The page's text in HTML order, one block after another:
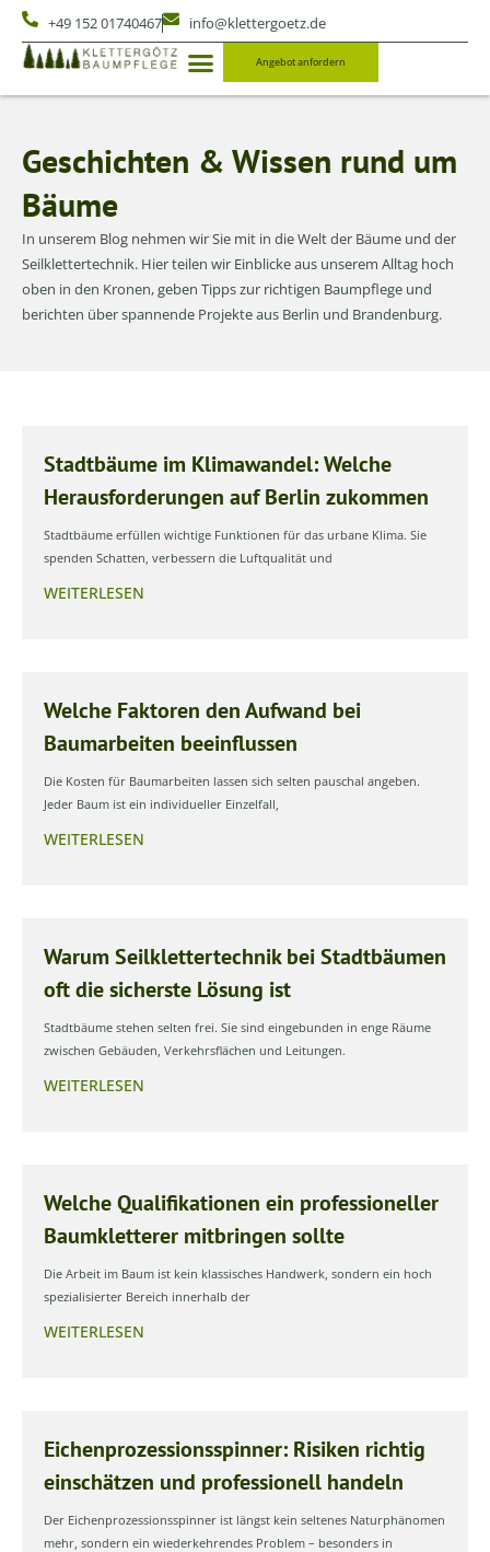
+49 152 01740467 info@klettergoetz.de
Angebot anfordern
Geschichten & Wissen rund um
Bäume
In unserem Blog nehmen wir Sie mit in die Welt der Bäume und der
Seilklettertechnik. Hier teilen wir Einblicke aus unserem Alltag hoch
oben in den Kronen, geben Tipps zur richtigen Baumpflege und
berichten über spannende Projekte aus Berlin und Brandenburg.
Stadtbäume im Klimawandel: Welche
Herausforderungen auf Berlin zukommen
Stadtbäume erfüllen wichtige Funktionen für das urbane Klima. Sie
spenden Schatten, verbessern die Luftqualität und
WEITERLESEN
Welche Faktoren den Aufwand bei
Baumarbeiten beeinflussen
Die Kosten für Baumarbeiten lassen sich selten pauschal angeben.
Jeder Baum ist ein individueller Einzelfall,
WEITERLESEN
Warum Seilklettertechnik bei Stadtbäumen
oft die sicherste Lösung ist
Stadtbäume stehen selten frei. Sie sind eingebunden in enge Räume
zwischen Gebäuden, Verkehrsflächen und Leitungen.
WEITERLESEN
Welche Qualifikationen ein professioneller
Baumkletterer mitbringen sollte
Die Arbeit im Baum ist kein klassisches Handwerk, sondern ein hoch
spezialisierter Bereich innerhalb der
WEITERLESEN
Eichenprozessionsspinner: Risiken richtig
einschätzen und professionell handeln
Der Eichenprozessionsspinner ist längst kein seltenes Naturphänomen
mehr, sondern ein wiederkehrendes Problem – besonders in